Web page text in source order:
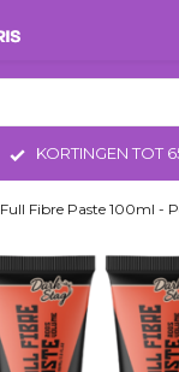
KORTINGEN TOT
Full Fibre Paste 100ml -